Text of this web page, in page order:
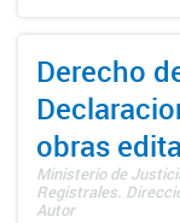
Derecho
obras
Ministerio de
Registrales.
Autor